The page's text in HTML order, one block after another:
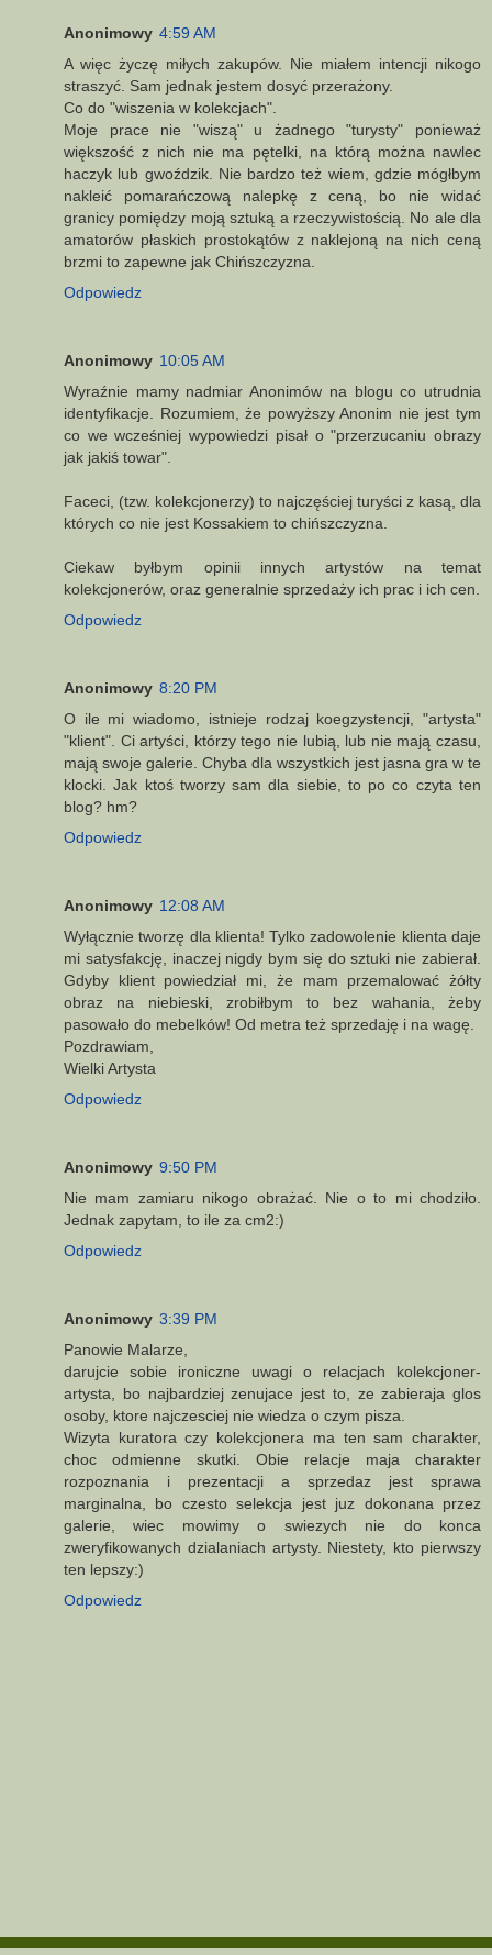
Anonimowy 4:59 AM
A więc życzę miłych zakupów. Nie miałem intencji nikogo
straszyć. Sam jednak jestem dosyć przerażony.
Co do "wiszenia w kolekcjach".
Moje prace nie "wiszą" u żadnego "turysty" ponieważ
większość z nich nie ma pętelki, na którą można nawlec
haczyk lub gwoździk. Nie bardzo też wiem, gdzie mógłbym
nakleić pomarańczową nalepkę z ceną, bo nie widać
granicy pomiędzy moją sztuką a rzeczywistością. No ale dla
amatorów płaskich prostokątów z naklejoną na nich ceną
brzmi to zapewne jak Chińszczyzna.
Odpowiedz
Anonimowy 10:05 AM
Wyraźnie mamy nadmiar Anonimów na blogu co utrudnia
identyfikacje. Rozumiem, że powyższy Anonim nie jest tym
co we wcześniej wypowiedzi pisał o "przerzucaniu obrazy
jak jakiś towar".
Faceci, (tzw. kolekcjonerzy) to najczęściej turyści z kasą, dla
których co nie jest Kossakiem to chińszczyzna.
Ciekaw byłbym opinii innych artystów na temat
kolekcjonerów, oraz generalnie sprzedaży ich prac i ich cen.
Odpowiedz
Anonimowy 8:20 PM
O ile mi wiadomo, istnieje rodzaj koegzystencji, "artysta"
"klient". Ci artyści, którzy tego nie lubią, lub nie mają czasu,
mają swoje galerie. Chyba dla wszystkich jest jasna gra w te
klocki. Jak ktoś tworzy sam dla siebie, to po co czyta ten
blog? hm?
Odpowiedz
Anonimowy 12:08 AM
Wyłącznie tworzę dla klienta! Tylko zadowolenie klienta daje
mi satysfakcję, inaczej nigdy bym się do sztuki nie zabierał.
Gdyby klient powiedział mi, że mam przemalować żółty
obraz na niebieski, zrobiłbym to bez wahania, żeby
pasowało do mebelków! Od metra też sprzedaję i na wagę.
Pozdrawiam,
Wielki Artysta
Odpowiedz
Anonimowy 9:50 PM
Nie mam zamiaru nikogo obrażać. Nie o to mi chodziło.
Jednak zapytam, to ile za cm2:)
Odpowiedz
Anonimowy 3:39 PM
Panowie Malarze,
darujcie sobie ironiczne uwagi o relacjach kolekcjoner-
artysta, bo najbardziej zenujace jest to, ze zabieraja glos
osoby, ktore najczesciej nie wiedza o czym pisza.
Wizyta kuratora czy kolekcjonera ma ten sam charakter,
choc odmienne skutki. Obie relacje maja charakter
rozpoznania i prezentacji a sprzedaz jest sprawa
marginalna, bo czesto selekcja jest juz dokonana przez
galerie, wiec mowimy o swiezych nie do konca
zweryfikowanych dzialaniach artysty. Niestety, kto pierwszy
ten lepszy:)
Odpowiedz